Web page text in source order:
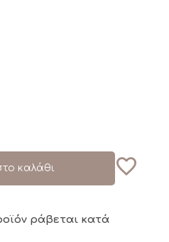
καλάθι
ράβεται κατά